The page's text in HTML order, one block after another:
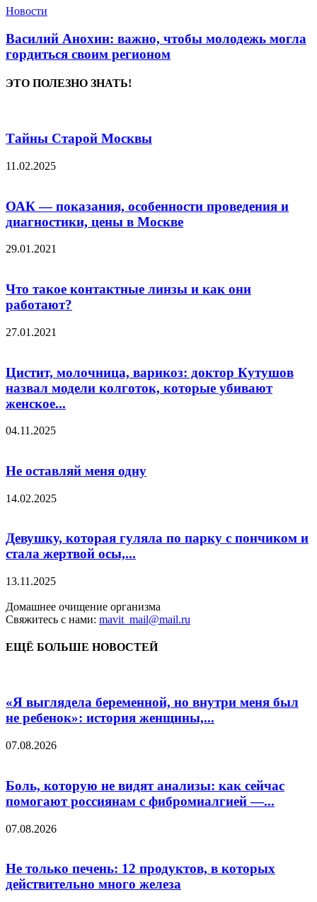
Новости
Василий Анохин: важно, чтобы молодежь могла
гордиться своим регионом
ЭТО ПОЛЕЗНО ЗНАТЬ!
Тайны Старой Москвы
11.02.2025
ОАК — показания, особенности проведения и
диагностики, цены в Москве
29.01.2021
Что такое контактные линзы и как они
работают?
27.01.2021
Цистит, молочница, варикоз: доктор Кутушов
назвал модели колготок, которые убивают
женское...
04.11.2025
Не оставляй меня одну
14.02.2025
Девушку, которая гуляла по парку с пончиком и
стала жертвой осы,...
13.11.2025
Домашнее очищение организма
Свяжитесь с нами: mavit_mail@mail.ru
ЕЩЁ БОЛЬШЕ НОВОСТЕЙ
«Я выглядела беременной, но внутри меня был
не ребенок»: история женщины,...
07.08.2026
Боль, которую не видят анализы: как сейчас
помогают россиянам с фибромиалгией —...
07.08.2026
Не только печень: 12 продуктов, в которых
действительно много железа